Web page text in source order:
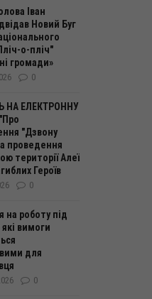
Іван
Новий Буг
о-пліч"
громади»
0
НА ЕЛЕКТРОННУ
"Дзвону
проведення
території Алеї
Героїв
0
на роботу під
вимоги
для
0